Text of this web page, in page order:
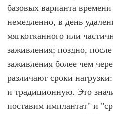
базовых варианта
немедленно, в день
мягкотканного или
заживления; поздно,
заживления более чем
различают сроки
и традиционную. Это
поставим имплантат" и